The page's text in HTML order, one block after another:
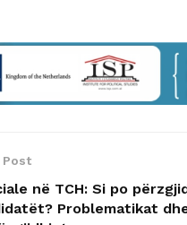
Post
në TCH: Si po
Problematikat